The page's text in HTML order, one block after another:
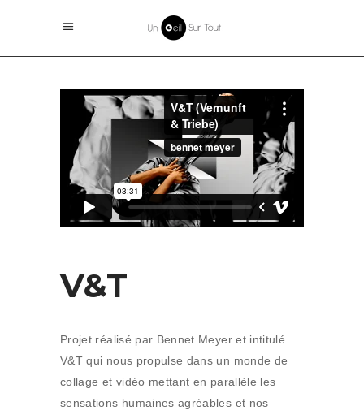
V&T
Projet réalisé par Bennet Meyer et intitulé
V&T qui nous propulse dans un monde de
collage et vidéo mettant en parallèle les
sensations humaines agréables et nos